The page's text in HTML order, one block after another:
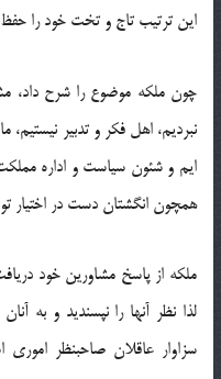
این ترتیب تاج و تخت خود را حفظ
چون ملكه موضوع را شرح داد،
نبردیم، اهل فكر و تدبیر نیستیم،
ایم و شئون سیاست و اداره مملكت
همچون انگشتان دست در اختیار
ملكه از پاسخ مشاورین خود
لذا نظر آنها را نپسندید و به
سزاوار عاقلان صاحبنظر